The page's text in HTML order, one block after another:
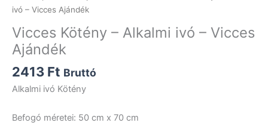
ivó – Vicces Ajándék
Vicces Kötény – Alkalmi ivó – Vicces
Ajándék
2413 Ft Bruttó
Alkalmi ivó Kötény
Befogó méretei: 50 cm x 70 cm